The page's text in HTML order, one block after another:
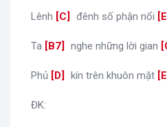
Lênh [C đênh số phận nổi [
Ta [B7 nghe những lời gian [
Phủ [D kín trên khuôn mặt [
ĐK: